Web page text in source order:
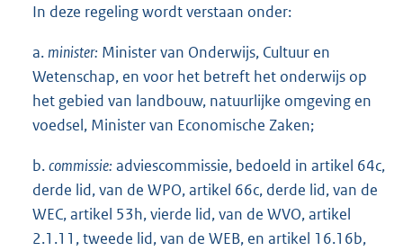
In deze regeling wordt verstaan onder:
a. minister: Minister van Onderwijs, Cultuur en
Wetenschap, en voor het betreft het onderwijs op
het gebied van landbouw, natuurlijke omgeving en
voedsel, Minister van Economische Zaken;
b.commissie: adviescommissie, bedoeld in artikel 64c,
derde lid, van de WPO, artikel 66c, derde lid, van de
WEC, artikel 53h, vierde lid, van de WVO, artikel
2.1.11, tweede lid, van de WEB, en artikel 16.16b,